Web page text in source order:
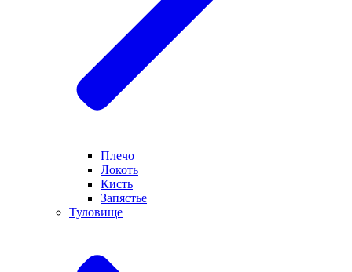
Плечо
Локоть
Кисть
Запястье
Туловище